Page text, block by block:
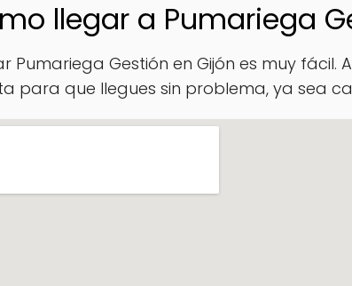
llegar a Pumariega
Pumariega Gestión en Gijón es muy
para que llegues sin problema, ya sea